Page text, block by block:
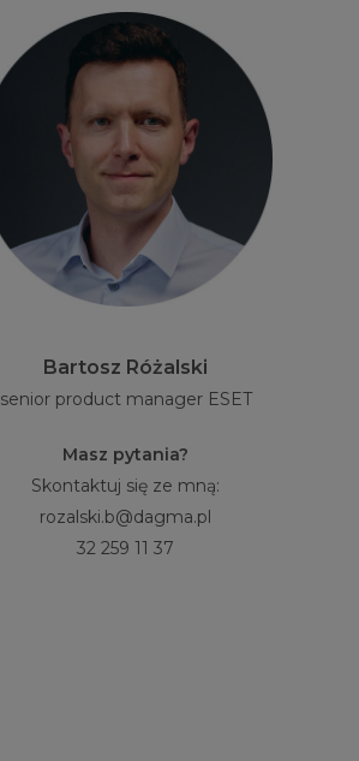
Bartosz Różalski
senior product manager ESET
Masz pytania?
Skontaktuj się ze mną:
rozalski.b@dagma.pl
32 259 11 37